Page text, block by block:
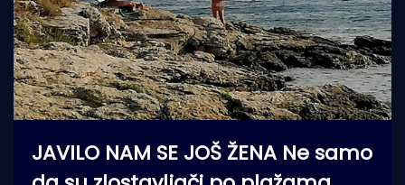
JAVILO NAM SE JOŠ ŽENA Ne samo